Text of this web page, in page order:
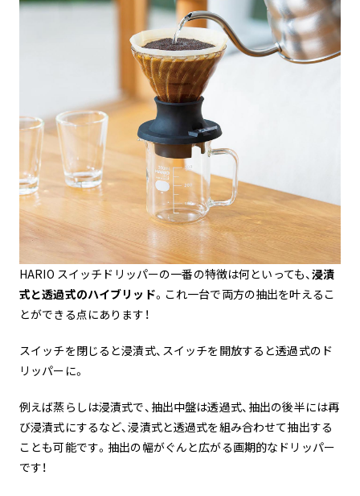
HARIO スイッチドリッパーの一番の特徴は何といっても、浸漬
式と透過式のハイブリッド。これ一台で両方の抽出を叶えるこ
とができる点にあります！
スイッチを閉じると浸漬式、スイッチを開放すると透過式のド
リッパーに。
例えば蒸らしは浸漬式で、抽出中盤は透過式、抽出の後半には再
び浸漬式にするなど、浸漬式と透過式を組み合わせて抽出する
ことも可能です。抽出の幅がぐんと広がる画期的なドリッパー
です！